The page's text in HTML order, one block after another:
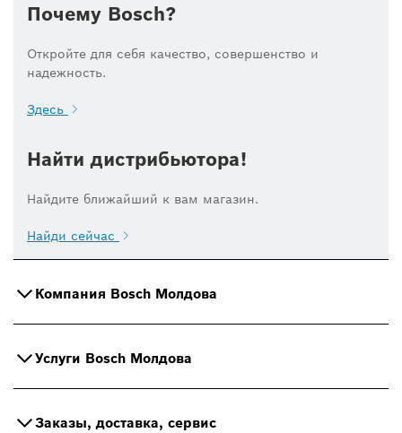
Почему Bosch?
Откройте для себя качество, совершенство и
надежность.
Здесь
Найти дистрибьютора!
Найдите ближайший к вам магазин.
Найди сейчас
Компания Bosch Молдова
Услуги Bosch Молдова
Заказы, доставка, сервис